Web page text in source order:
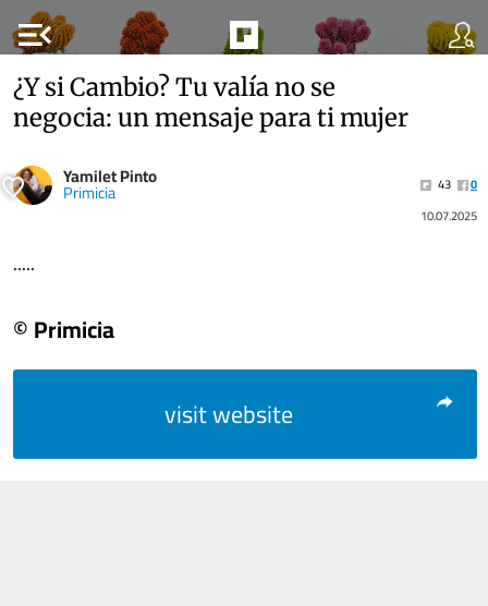
menu_open
¿Y si Cambio? Tu valía no se
negocia: un mensaje para ti mujer
Yamilet Pinto
Primicia 43
0
10.07.2025
.....
© Primicia
visit website